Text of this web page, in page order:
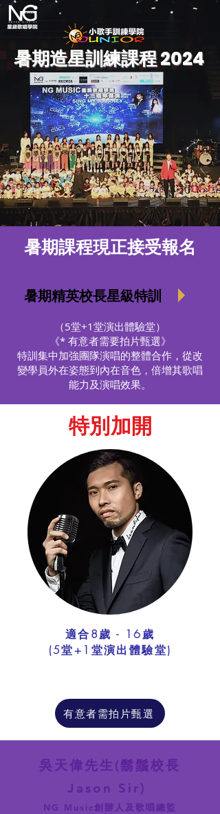
暑期造星訓練課程 2024
暑期課程現正接受報名
暑期精英校長星級特訓
（5堂+1堂演出體驗堂）
《* 有意者需要拍片甄選》
特訓集中加強團隊演唱的整體合作，從改
變學員外在姿態到內在音色，倍增其歌唱
能力及演唱效果。
​特別加開
適合8歲 - 16歲
​(5堂+1堂演出體驗堂)
有意者需拍片甄選
吳天偉先生(鬍鬚校長
Jason Sir)
NG Music創辦人及歌唱總監